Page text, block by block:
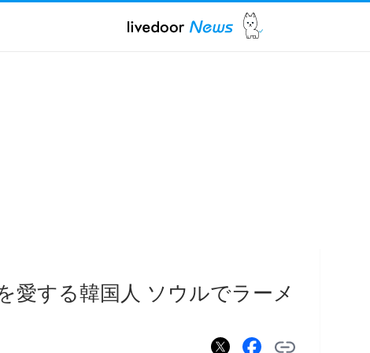
愛する韓国人 ソウルでラーメ